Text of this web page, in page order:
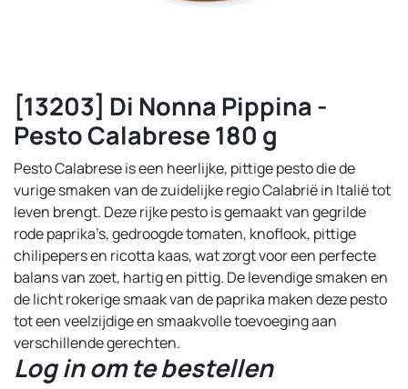
[13203] Di Nonna Pippina -
Pesto Calabrese 180 g
Pesto Calabrese is een heerlijke, pittige pesto die de
vurige smaken van de zuidelijke regio Calabrië in Italië tot
leven brengt. Deze rijke pesto is gemaakt van gegrilde
rode paprika’s, gedroogde tomaten, knoflook, pittige
chilipepers en ricotta kaas, wat zorgt voor een perfecte
balans van zoet, hartig en pittig. De levendige smaken en
de licht rokerige smaak van de paprika maken deze pesto
tot een veelzijdige en smaakvolle toevoeging aan
verschillende gerechten.
Log in om te bestellen